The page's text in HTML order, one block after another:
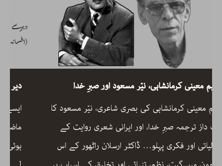
رحیم معینی کرمانشاہی، نیّر مسعود اور صبرِ خدا
رحیم معینی کرمانشاہی کی بصری شاعری، نیّر مسعود کا
دلگ داز ترجمہ صبرِ خدا، اور ایرانی شعری روایت کے
جمالیاتی اور فکری پہلو… ڈاکٹر ارسلان راٹھور کے اس